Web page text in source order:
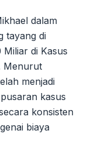
dalam
tayang di
di Kasus
Menurut
menjadi
kasus
konsisten
biaya